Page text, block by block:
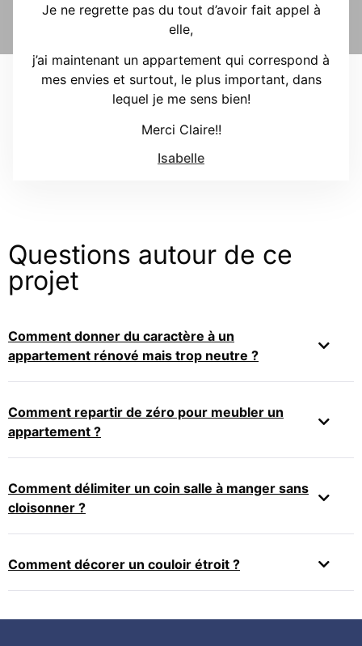
Je ne regrette pas du tout d’avoir fait appel à
elle,
j’ai maintenant un appartement qui correspond à
mes envies et surtout, le plus important, dans
lequel je me sens bien!
Merci Claire!!
Isabelle
Questions autour de ce
projet
Comment donner du caractère à un
appartement rénové mais trop neutre ?
Comment repartir de zéro pour meubler un
appartement ?
Comment délimiter un coin salle à manger sans
cloisonner ?
Comment décorer un couloir étroit ?